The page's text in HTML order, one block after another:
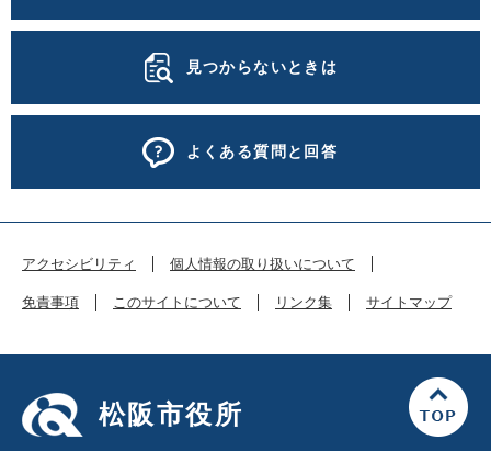
見つからないときは
よくある質問と回答
アクセシビリティ 個人情報の取り扱いについて
免責事項 このサイトについて リンク集 サイトマップ
松阪市役所